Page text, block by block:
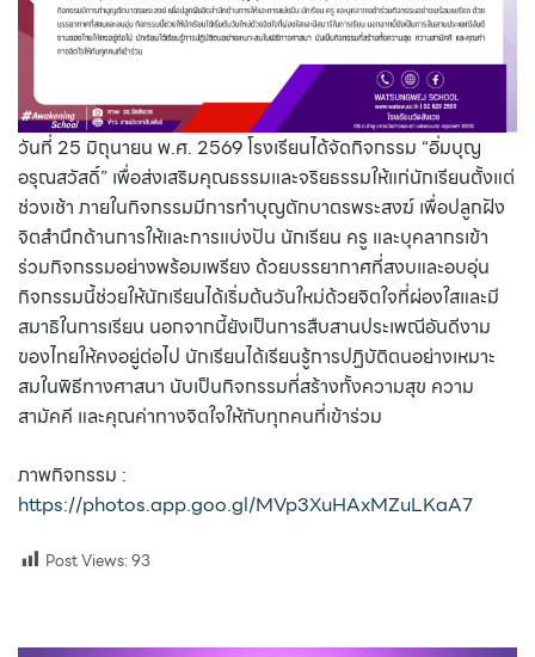
วันที่ 25 มิถุนายน พ.ศ. 2569 โรงเรียนได้จัดกิจกรรม “อิ่มบุญ
อรุณสวัสดิ์” เพื่อส่งเสริมคุณธรรมและจริยธรรมให้แก่นักเรียนตั้งแต่
ช่วงเช้า ภายในกิจกรรมมีการทำบุญตักบาตรพระสงฆ์ เพื่อปลูกฝัง
จิตสำนึกด้านการให้และการแบ่งปัน นักเรียน ครู และบุคลากรเข้า
ร่วมกิจกรรมอย่างพร้อมเพรียง ด้วยบรรยากาศที่สงบและอบอุ่น
กิจกรรมนี้ช่วยให้นักเรียนได้เริ่มต้นวันใหม่ด้วยจิตใจที่ผ่องใสและมี
สมาธิในการเรียน นอกจากนี้ยังเป็นการสืบสานประเพณีอันดีงาม
ของไทยให้คงอยู่ต่อไป นักเรียนได้เรียนรู้การปฏิบัติตนอย่างเหมาะ
สมในพิธีทางศาสนา นับเป็นกิจกรรมที่สร้างทั้งความสุข ความ
สามัคคี และคุณค่าทางจิตใจให้กับทุกคนที่เข้าร่วม
ภาพกิจกรรม :
https://photos.app.goo.gl/MVp3XuHAxMZuLKaA7
Post Views:93